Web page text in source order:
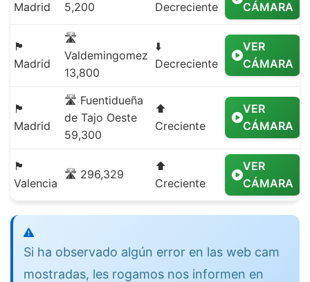
Madrid 5,200 Decreciente CÁMARA
🏴
Madrid
🛣️
Valdemingomez
13,800
⬇️
Decreciente
VER
CÁMARA
🏴
Madrid
🛣️ Fuentidueña
de Tajo Oeste
59,300
⬆️
Creciente
VER
CÁMARA
🏴
Valencia
🛣️ 296,329
⬆️
Creciente
VER
CÁMARA
Si ha observado algún error en las web cam
mostradas, les rogamos nos informen en